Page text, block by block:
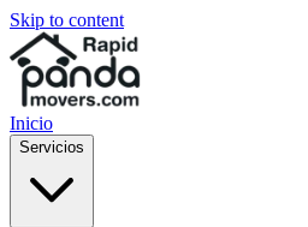
Skip to content
Inicio
Servicios